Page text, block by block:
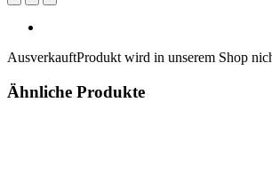
AusverkauftProdukt wird in unserem Shop
Ähnliche Produkte